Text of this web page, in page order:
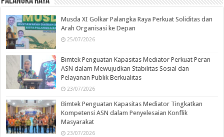
Musda XI Golkar Palangka Raya Perkuat Soliditas dan
Arah Organisasi ke Depan
25/07/2026
Bimtek Penguatan Kapasitas Mediator Perkuat Peran
ASN dalam Mewujudkan Stabilitas Sosial dan
Pelayanan Publik Berkualitas
23/07/2026
Bimtek Penguatan Kapasitas Mediator Tingkatkan
Kompetensi ASN dalam Penyelesaian Konflik
Masyarakat
23/07/2026